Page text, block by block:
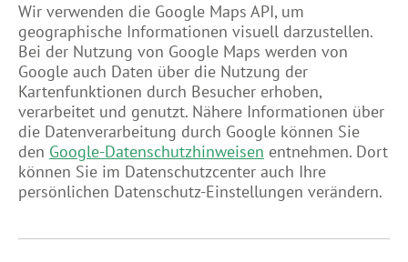
Wir verwenden die Google Maps API, um
geographische Informationen visuell darzustellen.
Bei der Nutzung von Google Maps werden von
Google auch Daten über die Nutzung der
Kartenfunktionen durch Besucher erhoben,
verarbeitet und genutzt. Nähere Informationen über
die Datenverarbeitung durch Google können Sie
den Google-Datenschutzhinweisen entnehmen. Dort
können Sie im Datenschutzcenter auch Ihre
persönlichen Datenschutz-Einstellungen verändern.